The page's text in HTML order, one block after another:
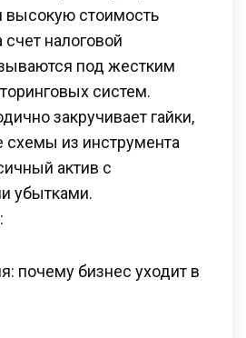
высокую стоимость
налоговой
под жестким
систем.
закручивает гайки,
из инструмента
актив с
убытками.
почему бизнес уходит в